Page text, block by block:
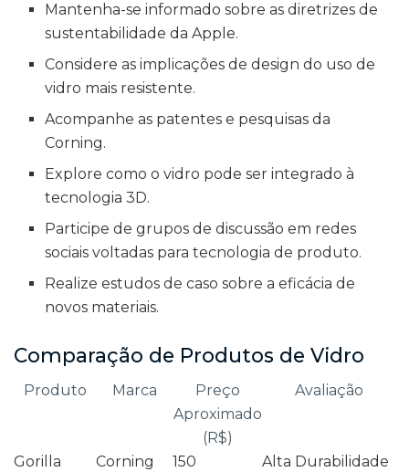
Mantenha-se informado sobre as diretrizes de
sustentabilidade da Apple.
Considere as implicações de design do uso de
vidro mais resistente.
Acompanhe as patentes e pesquisas da
Corning.
Explore como o vidro pode ser integrado à
tecnologia 3D.
Participe de grupos de discussão em redes
sociais voltadas para tecnologia de produto.
Realize estudos de caso sobre a eficácia de
novos materiais.
Comparação de Produtos de Vidro
Produto Marca
Preço
Aproximado
(R$)
Avaliação
Gorilla
Corning 150 Alta Durabilidade